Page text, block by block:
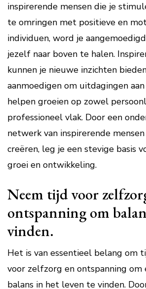
inspirerende mensen die je
te omringen met positieve en
individuen, word je
jezelf naar boven te halen.
kunnen je nieuwe inzichten
aanmoedigen om uitdagingen
helpen groeien op zowel
professioneel vlak. Door een
netwerk van inspirerende
creëren, leg je een stevige basis
groei en ontwikkeling.
Neem tijd voor
ontspanning om
vinden.
Het is van essentieel belang om
voor zelfzorg en ontspanning om
balans in het leven te vinden.